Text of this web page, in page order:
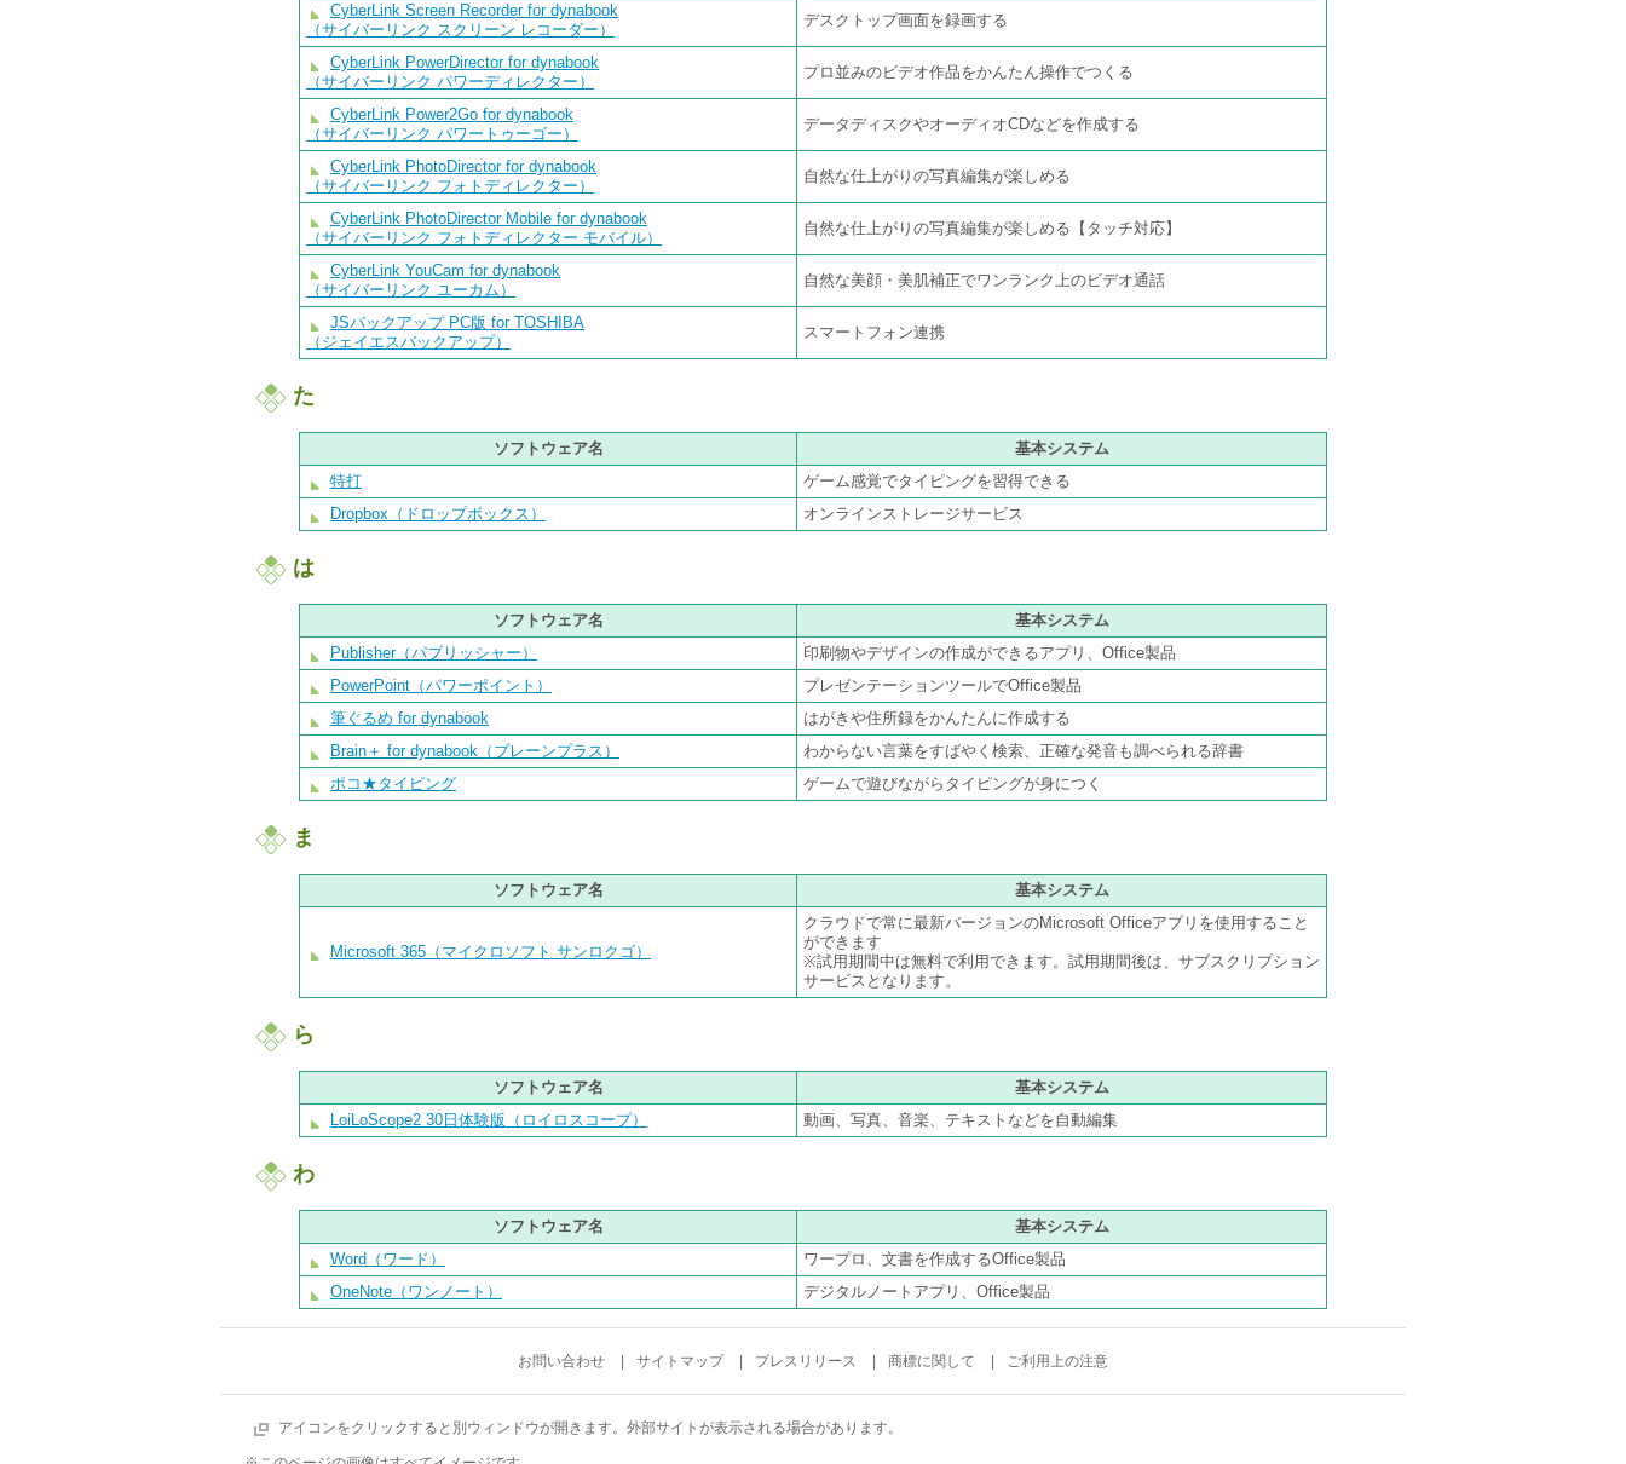
CyberLink Screen Recorder for dynabook
（サイバーリンク スクリーン レコーダー）
デスクトップ画面を録画する
CyberLink PowerDirector for dynabook
（サイバーリンク パワーディレクター）
プロ並みのビデオ作品をかんたん操作でつくる
CyberLink Power2Go for dynabook
（サイバーリンク パワートゥーゴー）
データディスクやオーディオCDなどを作成する
CyberLink PhotoDirector for dynabook
（サイバーリンク フォトディレクター）
自然な仕上がりの写真編集が楽しめる
CyberLink PhotoDirector Mobile for dynabook
（サイバーリンク フォトディレクター モバイル）
自然な仕上がりの写真編集が楽しめる【タッチ対応】
CyberLink YouCam for dynabook
（サイバーリンク ユーカム）
自然な美顔・美肌補正でワンランク上のビデオ通話
JSバックアップ PC版 for TOSHIBA
（ジェイエスバックアップ）
スマートフォン連携
た
ソフトウェア名
基本システム
特打
ゲーム感覚でタイピングを習得できる
Dropbox（ドロップボックス）
オンラインストレージサービス
は
ソフトウェア名
基本システム
Publisher（パブリッシャー）
印刷物やデザインの作成ができるアプリ、Office製品
PowerPoint（パワーポイント）
プレゼンテーションツールでOffice製品
筆ぐるめ for dynabook
はがきや住所録をかんたんに作成する
Brain＋ for dynabook（ブレーンプラス）
わからない言葉をすばやく検索、正確な発音も調べられる辞書
ポコ★タイピング
ゲームで遊びながらタイピングが身につく
ま
ソフトウェア名 基本システム
Microsoft 365（マイクロソフト サンロクゴ）
クラウドで常に最新バージョンのMicrosoft Officeアプリを使用すること
ができます
※試用期間中は無料で利用できます。試用期間後は、サブスクリプション
サービスとなります。
ら
ソフトウェア名
基本システム
LoiLoScope2 30日体験版（ロイロスコープ）
動画、写真、音楽、テキストなどを自動編集
わ
ソフトウェア名
基本システム
Word（ワード）
ワープロ、文書を作成するOffice製品
OneNote（ワンノート）
デジタルノートアプリ、Office製品
お問い合わせ サイトマップ プレスリリース 商標に関して ご利用上の注意
アイコンをクリックすると別ウィンドウが開きます。外部サイトが表示される場合があります。